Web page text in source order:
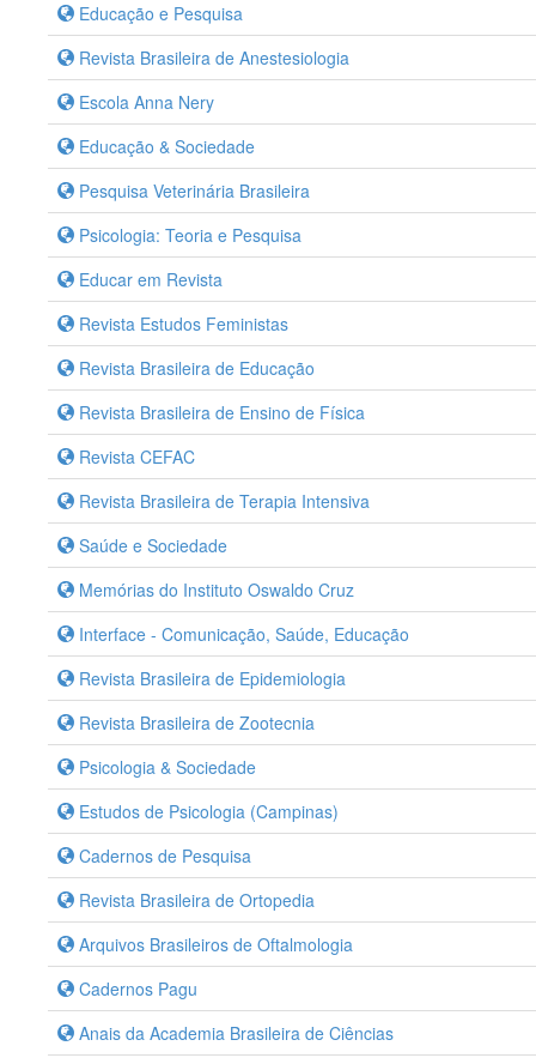
Educação e Pesquisa
Revista Brasileira de Anestesiologia
Escola Anna Nery
Educação & Sociedade
Pesquisa Veterinária Brasileira
Psicologia: Teoria e Pesquisa
Educar em Revista
Revista Estudos Feministas
Revista Brasileira de Educação
Revista Brasileira de Ensino de Física
Revista CEFAC
Revista Brasileira de Terapia Intensiva
Saúde e Sociedade
Memórias do Instituto Oswaldo Cruz
Interface - Comunicação, Saúde, Educação
Revista Brasileira de Epidemiologia
Revista Brasileira de Zootecnia
Psicologia & Sociedade
Estudos de Psicologia (Campinas)
Cadernos de Pesquisa
Revista Brasileira de Ortopedia
Arquivos Brasileiros de Oftalmologia
Cadernos Pagu
Anais da Academia Brasileira de Ciências